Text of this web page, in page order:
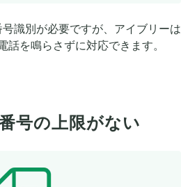
識別が必要ですが、アイブリーは
話を鳴らさずに対応できます。
号の上限がない